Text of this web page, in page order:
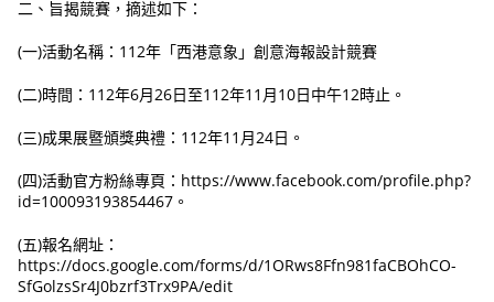
二、旨揭競賽，摘述如下：
(一)活動名稱：112年「西港意象」創意海報設計競賽
(二)時間：112年6月26日至112年11月10日中午12時止。
(三)成果展暨頒獎典禮：112年11月24日。
(四)活動官方粉絲專頁：https://www.facebook.com/profile.php?
id=100093193854467。
(五)報名網址：
https://docs.google.com/forms/d/1ORws8Ffn981faCBOhCO-
SfGolzsSr4J0bzrf3Trx9PA/edit